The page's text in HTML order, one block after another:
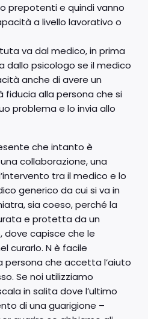
prepotenti e quindi vanno
a livello lavorativo o
va dal medico, in prima
psicologo se il medico
anche di avere un
alla persona che si
problema e lo invia allo
che intanto è
collaborazione, una
tra il medico e lo
generico da cui si va in
sia coeso, perché la
e protetta da un
capisce che le
curarlo. N è facile
persona che accetta l’aiuto
Se noi utilizziamo
in salita dove l’ultimo
di una guarigione –